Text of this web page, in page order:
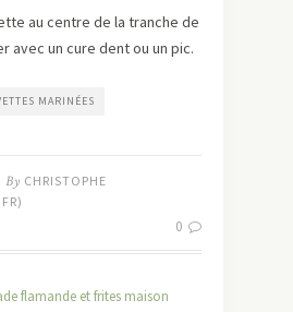
au centre de la tranche de
avec un cure dent ou un pic.
MARINÉES
By CHRISTOPHE
0
flamande et frites maison